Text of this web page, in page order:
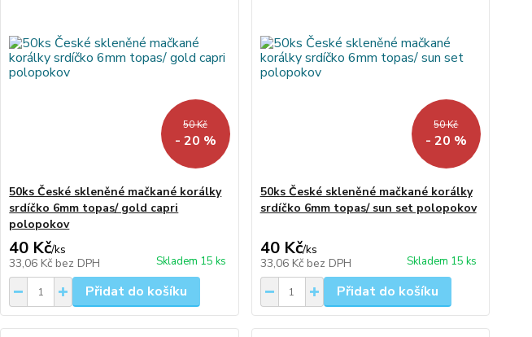
50 Kč
- 20 %
50ks České skleněné mačkané korálky
srdíčko 6mm topas/ gold capri
polopokov
40 Kč/ks
33,06 Kč bez DPH Skladem 15 ks
Přidat do košíku
50 Kč
- 20 %
50ks České skleněné mačkané korálky
srdíčko 6mm topas/ sun set polopokov
40 Kč/ks
33,06 Kč bez DPH Skladem 15 ks
Přidat do košíku